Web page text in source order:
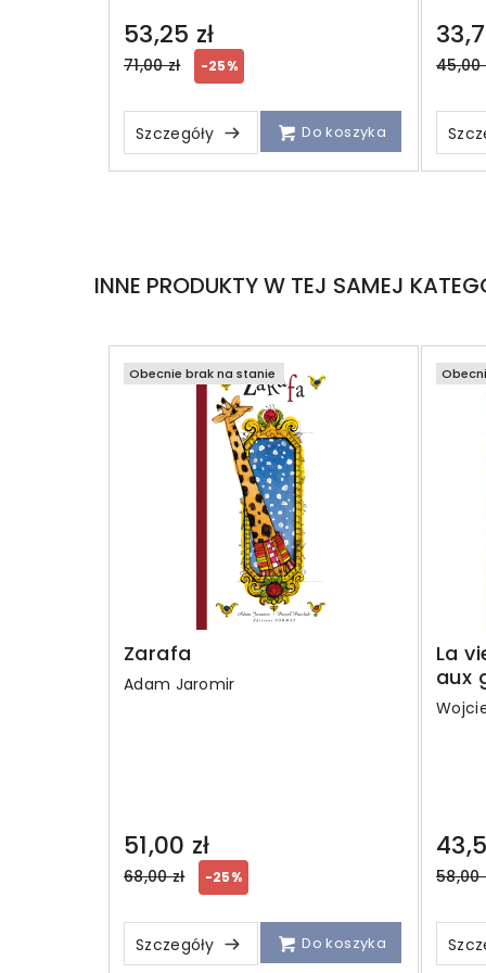
53,25 zł
Regular
71,00 zł -25%
Szczegóły Do koszyka
45,00
INNE PRODUKTY W TEJ SAMEJ
Obecnie brak na stanie
Zarafa
Adam Jaromir
51,00 zł
Regular
68,00 zł -25%
Szczegóły Do koszyka
La
aux
58,00